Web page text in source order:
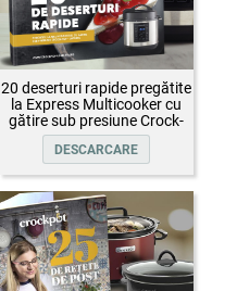
20 deserturi rapide pregătite
la Express Multicooker cu
gătire sub presiune Crock-
Pot
DESCARCARE